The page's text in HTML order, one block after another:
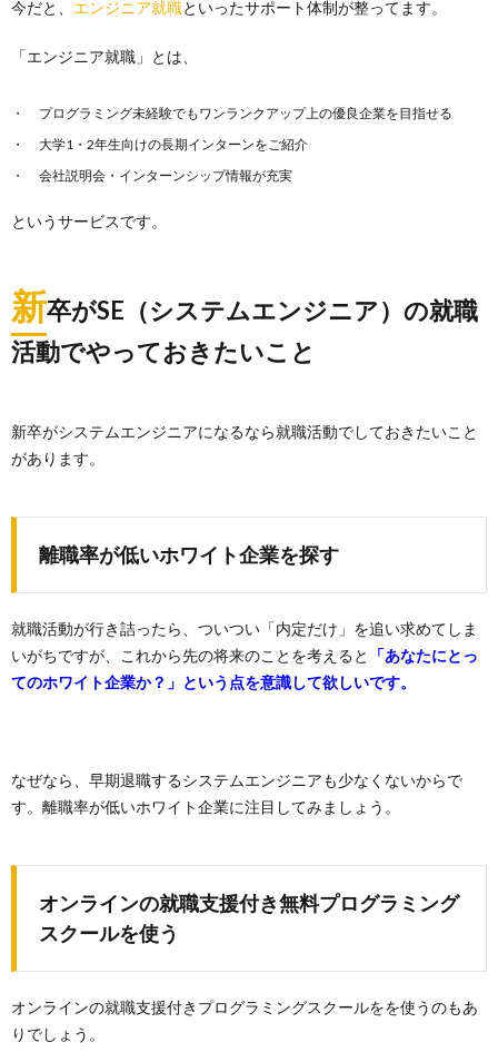
今だと、 エンジニア就職といったサポート体制が整ってます。
「エンジニア就職」とは、
プログラミング未経験でもワンランクアップ上の優良企業を目指せる
大学1・2年生向けの長期インターンをご紹介
会社説明会・インターンシップ情報が充実
というサービスです。
新卒がSE（システムエンジニア）の就職
活動でやっておきたいこと
新卒がシステムエンジニアになるなら就職活動でしておきたいこと
があります。
離職率が低いホワイト企業を探す
就職活動が行き詰ったら、ついつい「内定だけ」を追い求めてしま
いがちですが、これから先の将来のことを考えると
「あなたにとっ
てのホワイト企業か？」という点を意識して欲しいです。
なぜなら、早期退職するシステムエンジニアも少なくないからで
す。離職率が低いホワイト企業に注目してみましょう。
オンラインの就職支援付き無料プログラミング
スクールを使う
オンラインの就職支援付きプログラミングスクールをを使うのもあ
りでしょう。